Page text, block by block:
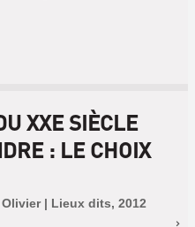
XXE SIÈCLE
: LE CHOIX
| Lieux dits, 2012